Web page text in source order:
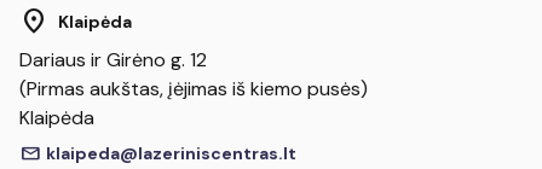
location_on Klaipėda
Dariaus ir Girėno g. 12
(Pirmas aukštas, įėjimas iš kiemo pusės)
Klaipėda
mail klaipeda@lazeriniscentras.lt